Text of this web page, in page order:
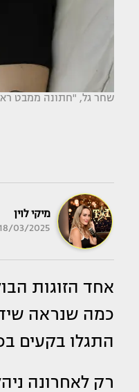
שחר גל, "חתונה ממבט
מיקי לוין
03/2025 | 13:48
אחד הזוגות
כמה שנראה
התגלו בקעים
רק לאחרונה